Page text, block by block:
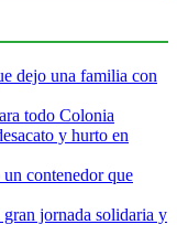
dejo una familia con
todo Colonia
y hurto en
contenedor que
jornada solidaria y